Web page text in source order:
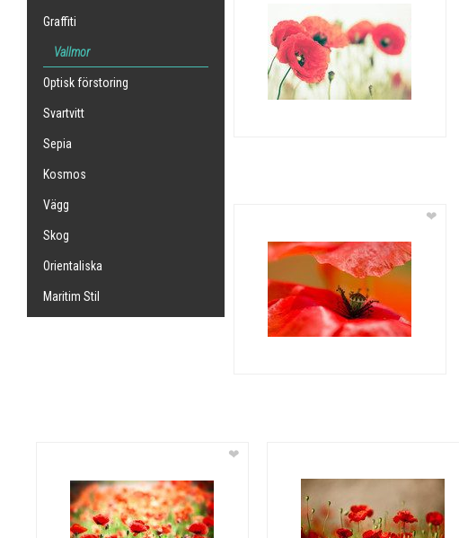
Graffiti
Vallmor
Optisk förstoring
Svartvitt
Sepia
Kosmos
Vägg
Skog
Orientaliska
Maritim Stil
❤
❤